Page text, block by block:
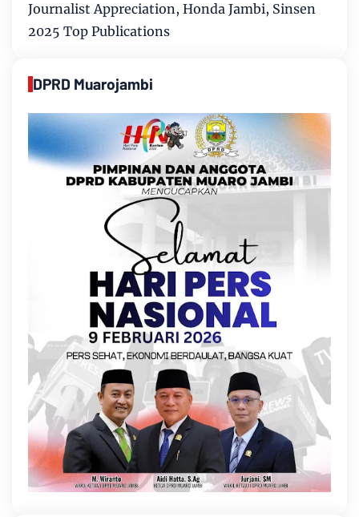
Journalist Appreciation, Honda Jambi, Sinsen
2025 Top Publications
DPRD Muarojambi